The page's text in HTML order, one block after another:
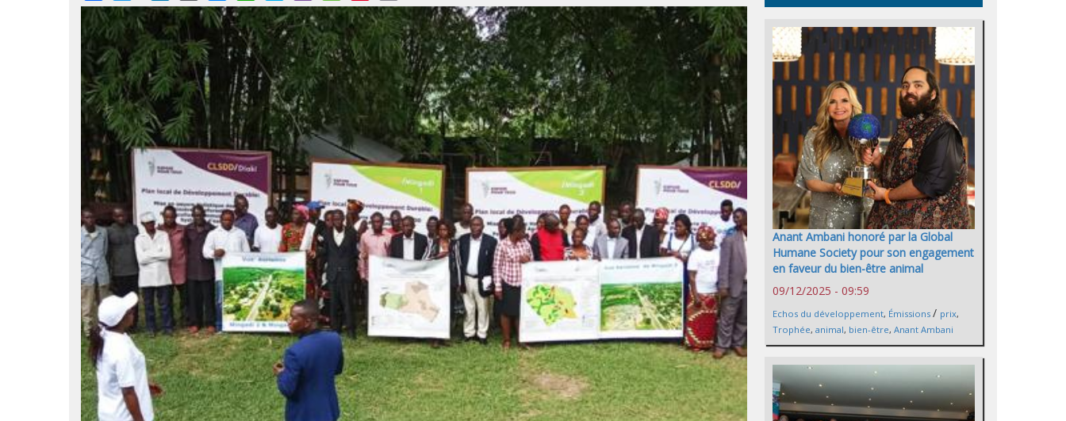
Anant Ambani honoré par la Global
Humane Society pour son engagement
en faveur du bien-être animal
09/12/2025 - 09:59
Echos du développement, Émissions / prix,
Trophée, animal, bien-être, Anant Ambani